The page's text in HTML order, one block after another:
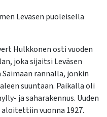
Leväsen puoleisella
Hulkkonen osti vuoden
joka sijaitsi Leväsen
rannalla, jonkin
suuntaan. Paikalla oli
jasaharakennus. Uuden
vuonna 1927.